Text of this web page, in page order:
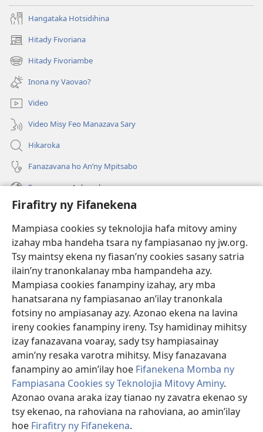
Firafitry ny Fifanekena
Mampiasa cookies sy teknolojia hafa mitovy aminy
izahay mba handeha tsara ny fampiasanao ny jw.org.
Tsy maintsy ekena ny fiasan’ny cookies sasany satria
ilain’ny tranonkalanay mba hampandeha azy.
Mampiasa cookies fanampiny izahay, ary mba
hanatsarana ny fampiasanao an’ilay tranonkala
fotsiny no ampiasanay azy. Azonao ekena na lavina
ireny cookies fanampiny ireny. Tsy hamidinay mihitsy
izay fanazavana voaray, sady tsy hampiasainay
amin’ny resaka varotra mihitsy. Misy fanazavana
fanampiny ao amin’ilay hoe Fifanekena Momba ny
Fampiasana Cookies sy Teknolojia Mitovy Aminy.
Azonao ovana araka izay tianao ny zavatra ekenao sy
tsy ekenao, na rahoviana na rahoviana, ao amin’ilay
hoe Firafitry ny Fifanekena.
Hangataka Hotsidihina
Hitady Fivoriana
(manokatra
rohy) Hitady Fivoriambe
(manokatra
rohy) Inona ny Vaovao?
Video
Video Misy Feo Manazava Sary
Hikaroka
Fanazavana ho An’ny Mpitsabo
Fanazavana Ankapobeny
Fanampiana
Fanomezana
(manokatra
rohy)
FITEHIRIZAM-BOKIN’NY Vavolombelon’i Jehovah
(manokatra
rohy)
JW Hub
(manokatra
rohy)
JW Library
Watchtower Library ®
Copyright© 2026 Watch Tower Bible and Tract Society of Pennsylvania.
FIFANEKENA| FIFANEKENA MOMBA NY TSIAMBARATELO